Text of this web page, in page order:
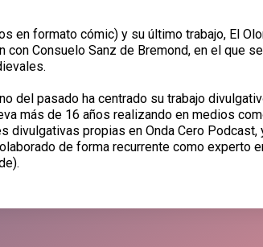
en formato cómic) y su último trabajo, El
Consuelo Sanz de Bremond, en el que
del pasado ha centrado su trabajo
más de 16 años realizando en medios
divulgativas propias en Onda Cero Podcast,
de forma recurrente como experto